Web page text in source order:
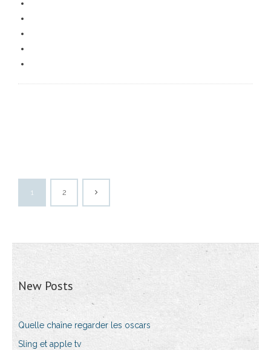
1 2
New Posts
Quelle chaîne regarder les oscars
Sling et apple tv